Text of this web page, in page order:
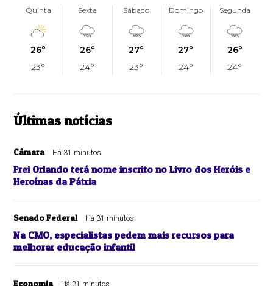
Quinta
26°
23°
Sexta
26°
24°
Sábado
27°
23°
Domingo
27°
24°
Segunda
26°
24°
Últimas notícias
Câmara Há 31 minutos
Frei Orlando terá nome inscrito no Livro dos Heróis e
Heroínas da Pátria
Senado Federal Há 31 minutos
Na CMO, especialistas pedem mais recursos para
melhorar educação infantil
Economia Há 31 minutos